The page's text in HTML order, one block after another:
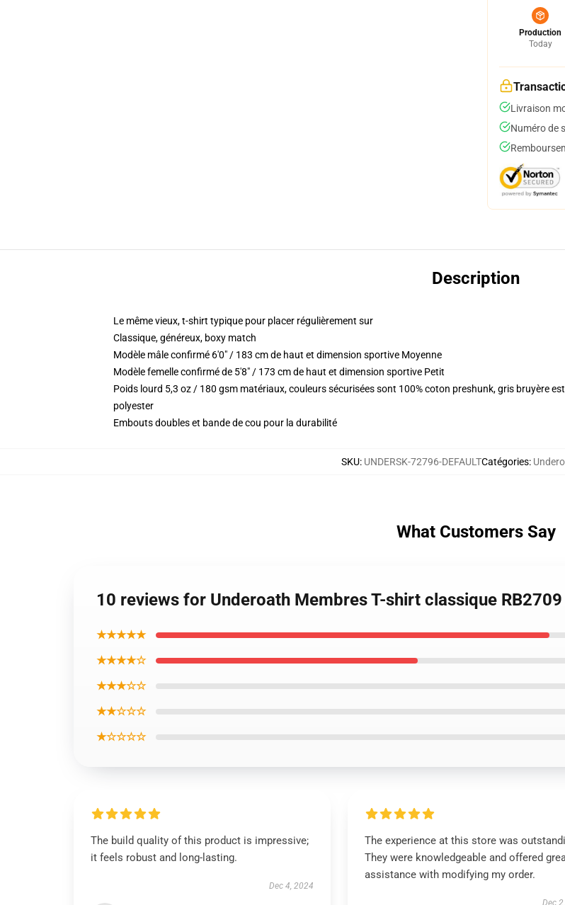
Production
Today
Livraison
Numéro de
Description
Le même vieux, t-shirt typique pour placer régulièrement sur
Classique, généreux, boxy match
Modèle mâle confirmé 6'0" / 183 cm de haut et dimension sportive Moyenne
Modèle femelle confirmé de 5'8" / 173 cm de haut et dimension sportive Petit
Poids lourd 5,3 oz / 180 gsm matériaux, couleurs sécurisées sont 100% coton preshunk, gris bruyère
polyester
Embouts doubles et bande de cou pour la durabilité
SKU: UNDERSK-72796-DEFAULTCatégories:
What Customers Say
10 reviews for Underoath Membres T-shirt classique RB2709
★★★★★
★★★★☆
★★★☆☆
★★☆☆☆
★☆☆☆☆
The build quality of this product is impressive;
it feels robust and long-lasting.
Dec 4, 2024
The experience at this store was
They were knowledgeable and offered
assistance with modifying my order.
Dec